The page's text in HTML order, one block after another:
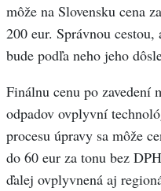
môže na Slovensku cena
200 eur. Správnou
bude podľa neho jeho
Finálnu cenu po zavedení
odpadov ovplyvní
procesu úpravy sa môže
do 60 eur za tonu bez
ďalej ovplyvnená aj